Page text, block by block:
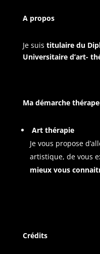
A propos
Je suis titulaire du
Universitaire d’art-
Ma démarche
Art thérapie
Je vous propose
artistique, de vous
mieux vous
Crédits